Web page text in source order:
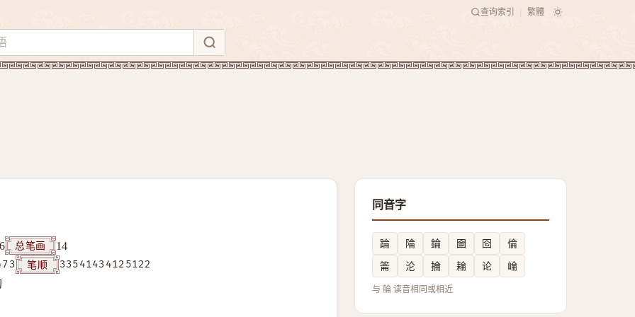
查询索引 繁體
6 总笔画
14
笔顺
33541434125122
同音字
踚 陯 錀 圇 囵
倫
䈁
沦 掄 耣 论 崘
与 䑳 读音相同或相近